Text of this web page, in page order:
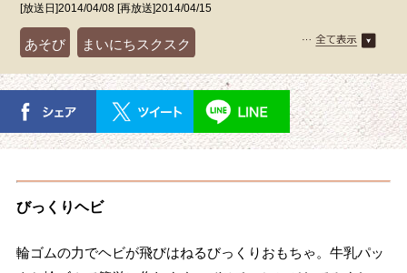
[放送日]2014/04/08 [再放送]2014/04/15
あそび まいにちスクスク
手作りおもちゃ
びっくりヘビ
輪ゴムの力でヘビが飛びはねるびっくりおもちゃ。牛乳パッ